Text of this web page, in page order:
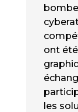
ont
les